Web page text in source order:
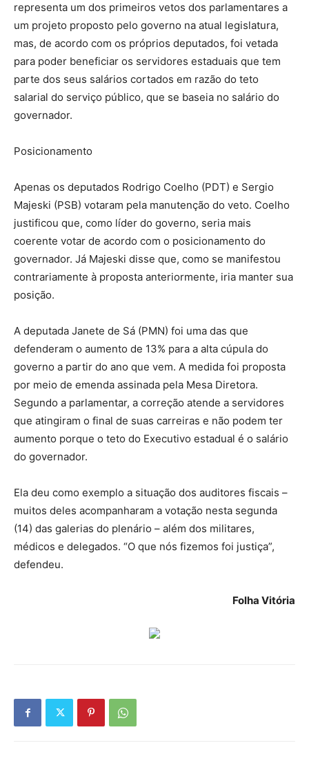
representa um dos primeiros vetos dos parlamentares a
um projeto proposto pelo governo na atual legislatura,
mas, de acordo com os próprios deputados, foi vetada
para poder beneficiar os servidores estaduais que tem
parte dos seus salários cortados em razão do teto
salarial do serviço público, que se baseia no salário do
governador.
Posicionamento
Apenas os deputados Rodrigo Coelho (PDT) e Sergio
Majeski (PSB) votaram pela manutenção do veto. Coelho
justificou que, como líder do governo, seria mais
coerente votar de acordo com o posicionamento do
governador. Já Majeski disse que, como se manifestou
contrariamente à proposta anteriormente, iria manter sua
posição.
A deputada Janete de Sá (PMN) foi uma das que
defenderam o aumento de 13% para a alta cúpula do
governo a partir do ano que vem. A medida foi proposta
por meio de emenda assinada pela Mesa Diretora.
Segundo a parlamentar, a correção atende a servidores
que atingiram o final de suas carreiras e não podem ter
aumento porque o teto do Executivo estadual é o salário
do governador.
Ela deu como exemplo a situação dos auditores fiscais –
muitos deles acompanharam a votação nesta segunda
(14) das galerias do plenário – além dos militares,
médicos e delegados. “O que nós fizemos foi justiça”,
defendeu.
Folha Vitória